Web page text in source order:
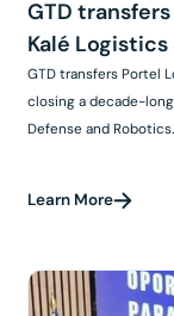
GTD
Kalé
GTD transfers Portel
closing a decade-
Defense and Robotics.
Learn More